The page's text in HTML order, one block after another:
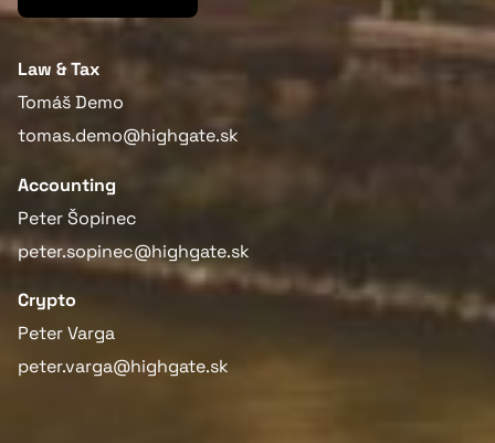
Law & Tax
Tomáš Demo
tomas.demo@highgate.sk
Accounting
Peter Šopinec
peter.sopinec@highgate.sk
Crypto
Peter Varga
peter.varga@highgate.sk